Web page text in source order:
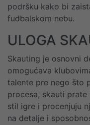
podršku kako bi
fudbalskom nebu.
ULOGA
Skauting je osnovni
omogućava
talente pre nego što
procesa, skauti
stil igre i procenjuju
na detalje i